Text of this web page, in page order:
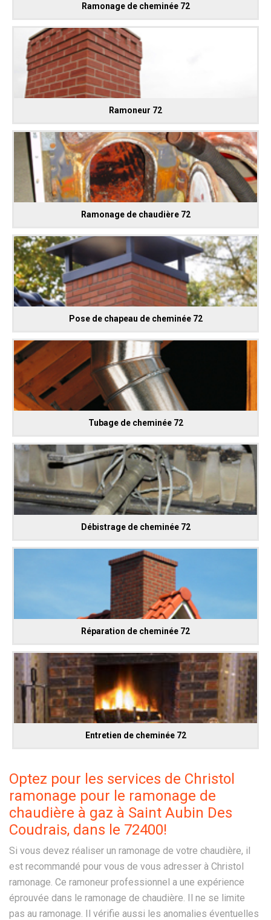
Ramonage de cheminée 72
Ramoneur 72
Ramonage de chaudière 72
Pose de chapeau de cheminée 72
Tubage de cheminée 72
Débistrage de cheminée 72
Réparation de cheminée 72
Entretien de cheminée 72
Optez pour les services de Christol
ramonage pour le ramonage de
chaudière à gaz à Saint Aubin Des
Coudrais, dans le 72400!
Si vous devez réaliser un ramonage de votre chaudière, il
est recommandé pour vous de vous adresser à Christol
ramonage. Ce ramoneur professionnel a une expérience
éprouvée dans le ramonage de chaudière. Il ne se limite
pas au ramonage. Il vérifie aussi les anomalies éventuelles